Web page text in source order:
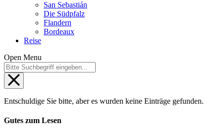
San Sebastián
Die Südpfalz
Flandern
Bordeaux
Reise
Open Menu
Entschuldige Sie bitte, aber es wurden keine Einträge gefunden.
Gutes zum Lesen